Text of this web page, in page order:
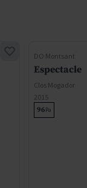
DO Montsant
Espectacle
Clos Mogador
2015
96Pa